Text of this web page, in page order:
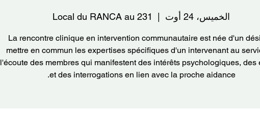
الخميس، 24 أوت Local du RANCA au 231
La rencontre clinique en intervention communautaire est née d'un
mettre en commun les expertises spécifiques d'un intervenant au
l'écoute des membres qui manifestent des intérêts psychologiques, des
et des interrogations en lien avec la proche aidance.